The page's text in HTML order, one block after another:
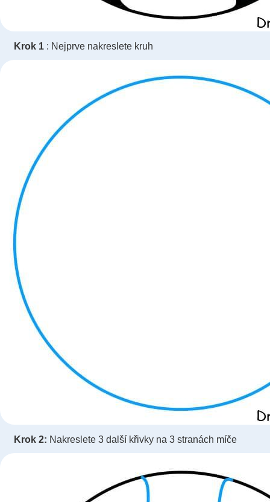
Krok 1 : Nejprve nakreslete kruh
Krok 2: Nakreslete 3 další křivky na 3 stranách míče